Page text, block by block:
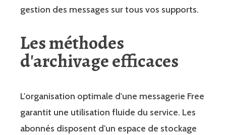
gestion des messages sur tous vos supports.
Les méthodes
d'archivage efficaces
L'organisation optimale d'une messagerie Free
garantit une utilisation fluide du service. Les
abonnés disposent d'un espace de stockage